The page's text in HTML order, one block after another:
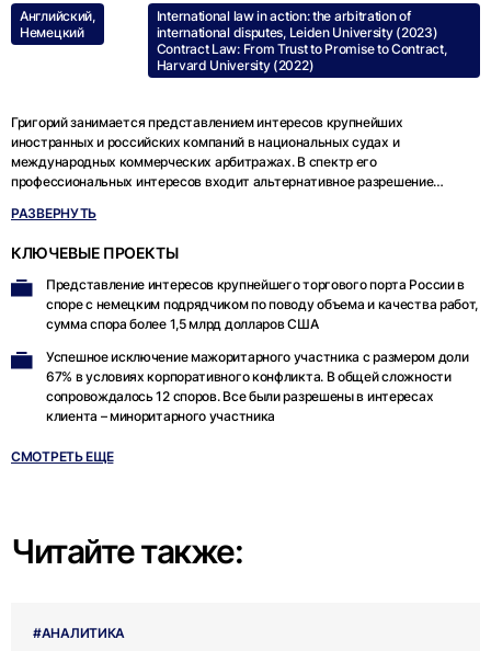
Английский,
Немецкий
International law in action: the arbitration of
international disputes, Leiden University (2023)
Contract Law: From Trust to Promise to Contract,
Harvard University (2022)
Григорий занимается представлением интересов крупнейших
иностранных и российских компаний в национальных судах и
международных коммерческих арбитражах. В спектр его
профессиональных интересов входит альтернативное разрешение
исполнение арбитражных решений. Другая сфера профессиональных
о банкротстве и сопровождением сложных корпоративных споров
РАЗВЕРНУТЬ
КЛЮЧЕВЫЕ ПРОЕКТЫ
Представление интересов крупнейшего торгового порта России в
споре с немецким подрядчиком по поводу объема и качества работ,
сумма спора более 1,5 млрд долларов США
Успешное исключение мажоритарного участника с размером доли
67% в условиях корпоративного конфликта. В общей сложности
сопровождалось 12 споров. Все были разрешены в интересах
клиента – миноритарного участника
СМОТРЕТЬ ЕЩЕ
Читайте также:
#АНАЛИТИКА